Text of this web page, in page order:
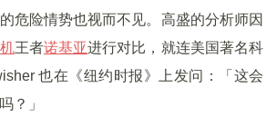
危险情势也视而不见。高盛的分析师因
王者诺基亚进行对比，就连美国著名科
也在《纽约时报》上发问：「这会
？」